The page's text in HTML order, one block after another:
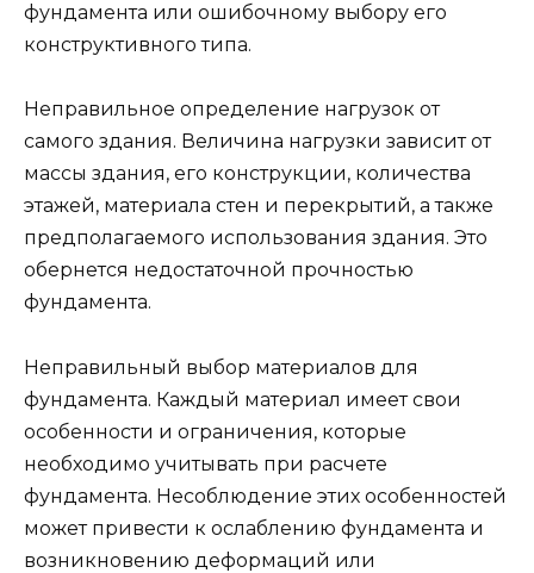
фундамента или ошибочному выбору его
конструктивного типа.
Неправильное определение нагрузок от
самого здания. Величина нагрузки зависит от
массы здания, его конструкции, количества
этажей, материала стен и перекрытий, а также
предполагаемого использования здания. Это
обернется недостаточной прочностью
фундамента.
Неправильный выбор материалов для
фундамента. Каждый материал имеет свои
особенности и ограничения, которые
необходимо учитывать при расчете
фундамента. Несоблюдение этих особенностей
может привести к ослаблению фундамента и
возникновению деформаций или